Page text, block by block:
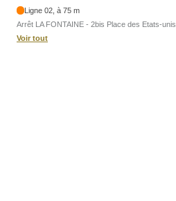
Ligne 02, à 75 m
Arrêt LA FONTAINE - 2bis Place des Etats-unis
Voir tout